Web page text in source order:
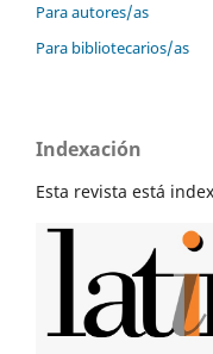
Para autores/as
Para bibliotecarios/as
Indexación
Esta revista está